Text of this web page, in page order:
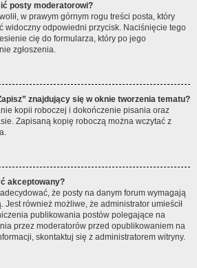
posty moderatorowi?
w prawym górnym rogu treści posta, który
widoczny odpowiedni przycisk. Naciśnięcie tego
cię do formularza, który po jego
zgłoszenia.
znajdujący się w oknie tworzenia tematu?
kopii roboczej i dokończenie pisania oraz
Zapisaną kopię roboczą można wczytać z
akceptowany?
że posty na danym forum wymagają
również możliwe, że administrator umieścił
publikowania postów polegające na
przez moderatorów przed opublikowaniem na
skontaktuj się z administratorem witryny.